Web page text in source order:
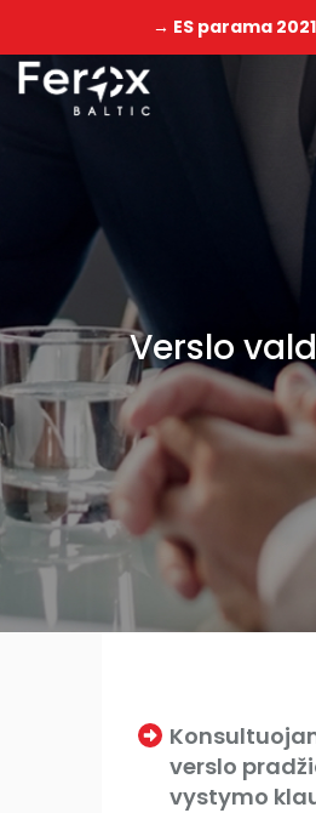
→ ES parama
Verslo
verslo
vystymo